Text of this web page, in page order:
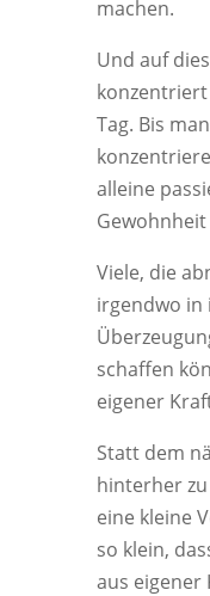
machen.
Und auf
Tag. Bis
alleine
Viele, die
irgendwo
schaffen
eigener
Statt dem
hinterher
eine kleine
so klein,
aus eigener